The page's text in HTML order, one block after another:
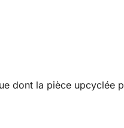
dont la pièce upcyclée